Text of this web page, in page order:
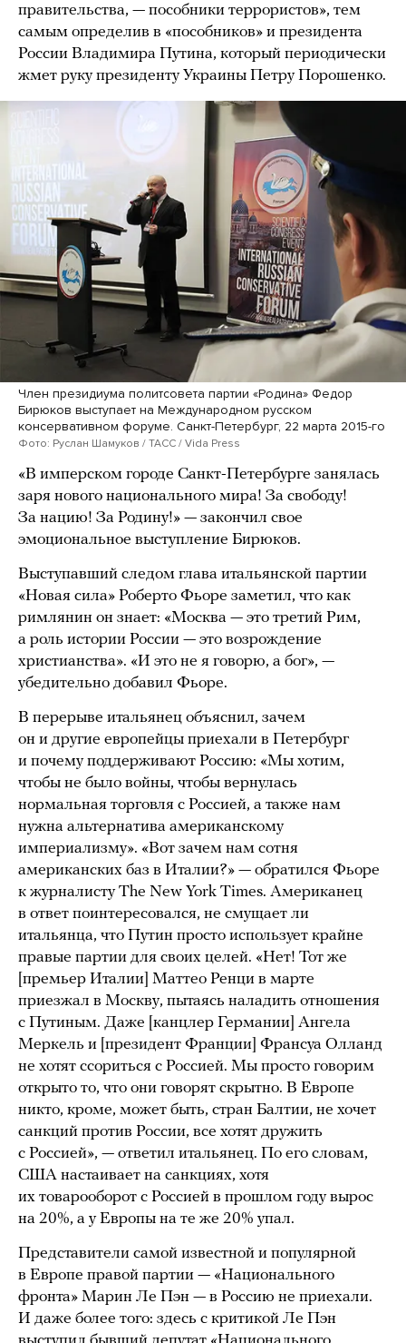
правительства, — пособники террористов», тем
самым определив в «пособников» и президента
России Владимира Путина, который периодически
жмет руку президенту Украины Петру Порошенко.
Член президиума политсовета партии «Родина» Федор
Бирюков выступает на Международном русском
консервативном форуме. Санкт-Петербург, 22 марта 2015-го
Фото: Руслан Шамуков / ТАСС / Vida Press
«В имперском городе Санкт-Петербурге занялась
заря нового национального мира! За свободу!
За нацию! За Родину!» — закончил свое
эмоциональное выступление Бирюков.
Выступавший следом глава итальянской партии
«Новая сила» Роберто Фьоре заметил, что как
римлянин он знает: «Москва — это третий Рим,
а роль истории России — это возрождение
христианства». «И это не я говорю, а бог», —
убедительно добавил Фьоре.
В перерыве итальянец объяснил, зачем
он и другие европейцы приехали в Петербург
и почему поддерживают Россию: «Мы хотим,
чтобы не было войны, чтобы вернулась
нормальная торговля с Россией, а также нам
нужна альтернатива американскому
империализму». «Вот зачем нам сотня
американских баз в Италии?» — обратился Фьоре
к журналисту The New York Times. Американец
в ответ поинтересовался, не смущает ли
итальянца, что Путин просто использует крайне
правые партии для своих целей. «Нет! Тот же
[премьер Италии] Маттео Ренци в марте
приезжал в Москву, пытаясь наладить отношения
с Путиным. Даже [канцлер Германии] Ангела
Меркель и [президент Франции] Франсуа Олланд
не хотят ссориться с Россией. Мы просто говорим
открыто то, что они говорят скрытно. В Европе
никто, кроме, может быть, стран Балтии, не хочет
санкций против России, все хотят дружить
с Россией», — ответил итальянец. По его словам,
США настаивает на санкциях, хотя
их товарооборот с Россией в прошлом году вырос
на 20%, а у Европы на те же 20% упал.
Представители самой известной и популярной
в Европе правой партии — «Национального
фронта» Марин Ле Пэн — в Россию не приехали.
И даже более того: здесь с критикой Ле Пэн